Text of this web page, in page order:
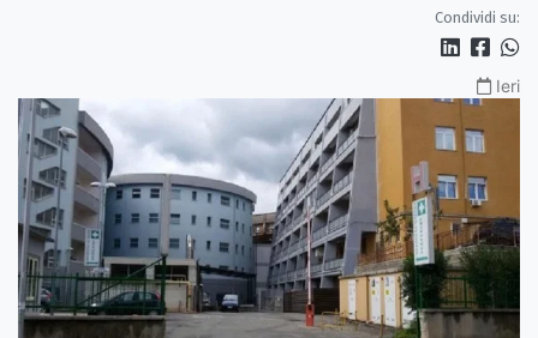
Condividi su:
Ieri